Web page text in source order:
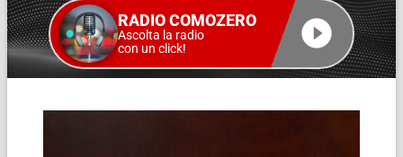
RADIO COMOZERO
Ascolta la radio
con un click!